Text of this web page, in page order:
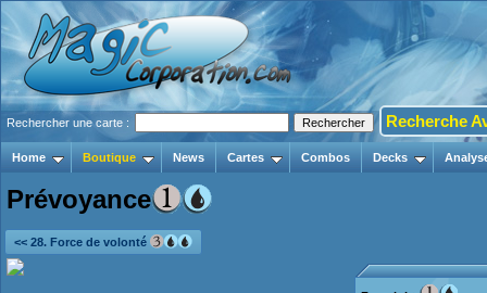
Rechercher une carte : Recherche
Home Boutique News Cartes Combos Decks
Prévoyance
<< 28. Force de volonté